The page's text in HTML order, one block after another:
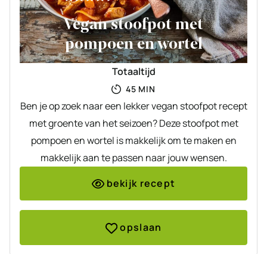
Vegan stoofpot met
pompoen en wortel
Totaaltijd
45MINUTEN
MIN
Ben je op zoek naar een lekker vegan stoofpot recept
met groente van het seizoen? Deze stoofpot met
pompoen en wortel is makkelijk om te maken en
makkelijk aan te passen naar jouw wensen.
bekijk recept
opslaan